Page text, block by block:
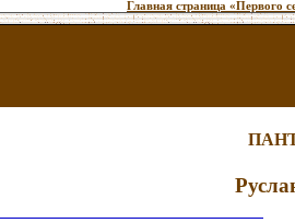
Главная страница «Первого